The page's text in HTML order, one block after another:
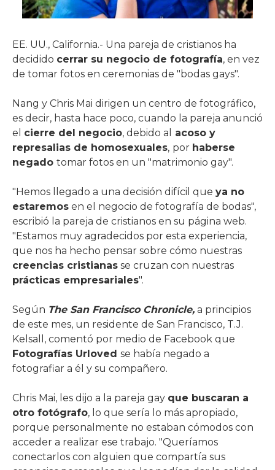
EE. UU., California.- Una pareja de cristianos ha
decidido cerrar su negocio de fotografía, en vez
de tomar fotos en ceremonias de "bodas gays".
Nang y Chris Mai dirigen un centro de fotográfico,
es decir, hasta hace poco, cuando la pareja anunció
el cierre del negocio, debido al
acoso y
represalias de homosexuales, por haberse
negado tomar fotos en un "matrimonio gay".
"Hemos llegado a una decisión difícil que ya no
estaremos en el negocio de fotografía de bodas",
escribió la pareja de cristianos en su página web.
"Estamos muy agradecidos por esta experiencia,
que nos ha hecho pensar sobre cómo nuestras
creencias cristianas se cruzan con nuestras
prácticas empresariales".
Según The San Francisco Chronicle, a principios
de este mes, un residente de San Francisco, T.J.
Kelsall, comentó por medio de Facebook que
Fotografías Urloved se había negado a
fotografiar a él y su compañero.
Chris Mai, les dijo a la pareja gay que buscaran a
otro fotógrafo, lo que sería lo más apropiado,
porque personalmente no estaban cómodos con
acceder a realizar ese trabajo. "Queríamos
conectarlos con alguien que compartía sus